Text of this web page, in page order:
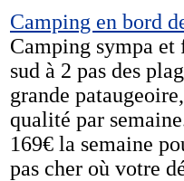
Camping en bord
Camping sympa et
sud à 2 pas des
grande
qualité par
169€ la semaine
pas cher où votre